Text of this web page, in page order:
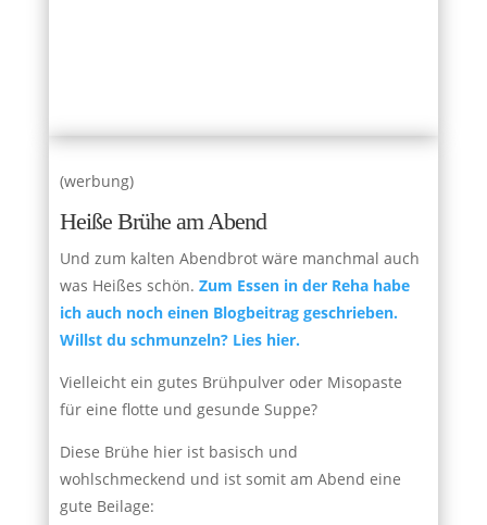
(werbung)
Heiße Brühe am Abend
Und zum kalten Abendbrot wäre manchmal auch
was Heißes schön. Zum Essen in der Reha habe
ich auch noch einen Blogbeitrag geschrieben.
Willst du schmunzeln? Lies hier.
Vielleicht ein gutes Brühpulver oder Misopaste
für eine flotte und gesunde Suppe?
Diese Brühe hier ist basisch und
wohlschmeckend und ist somit am Abend eine
gute Beilage: